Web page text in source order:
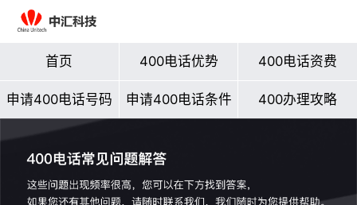
首页 400电话优势 400电话资费
申请400电话号码 申请400电话条件 400办理攻略